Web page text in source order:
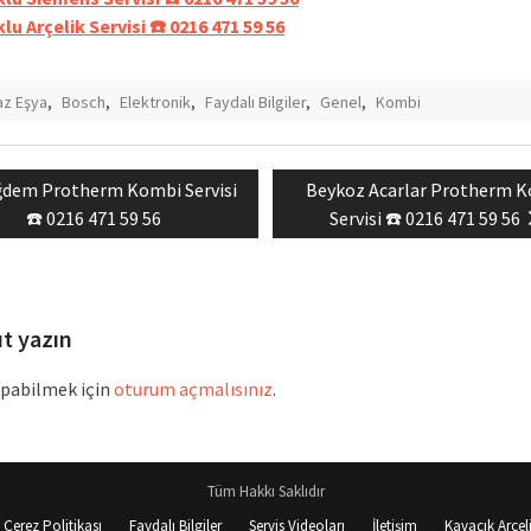
Arçelik Servisi ☎️ 0216 471 59 56
Eşya, Bosch, Elektronik, Faydalı Bilgiler, Genel, Kombi
Protherm Kombi Servisi
☎️ 0216 471 59 56
Next
post:
Beykoz Acarlar Protherm
Servisi ☎️ 0216 471 59 56
yazın
içinoturum açmalısınız.
Tüm Hakkı Saklıdır
Çerez Politikası Faydalı Bilgiler Servis Videoları İletişim Kavacık